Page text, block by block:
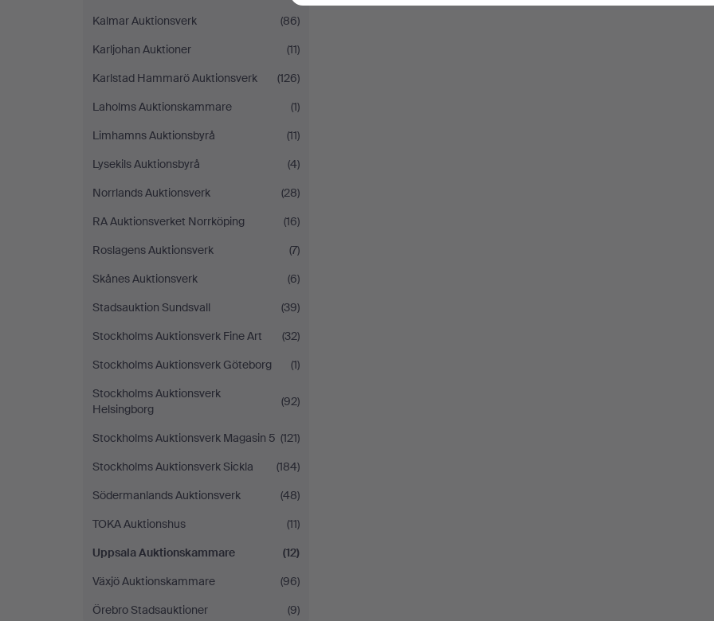
Kalmar Auktionsverk
(86)
Karljohan Auktioner
(11)
Karlstad Hammarö Auktionsverk
(126)
Laholms Auktionskammare
(1)
Limhamns Auktionsbyrå
(11)
Lysekils Auktionsbyrå
(4)
Norrlands Auktionsverk
(28)
RA Auktionsverket Norrköping
(16)
Roslagens Auktionsverk
(7)
Skånes Auktionsverk
(6)
Stadsauktion Sundsvall
(39)
Stockholms Auktionsverk Fine Art
(32)
Stockholms Auktionsverk Göteborg
(1)
Stockholms Auktionsverk
Helsingborg
(92)
Stockholms Auktionsverk Magasin 5 (121)
Stockholms Auktionsverk Sickla
(184)
Södermanlands Auktionsverk
(48)
TOKA Auktionshus
(11)
Uppsala Auktionskammare
(12)
Växjö Auktionskammare
(96)
Örebro Stadsauktioner
(9)